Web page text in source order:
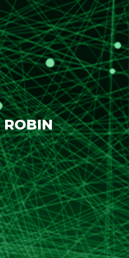
ROBIN